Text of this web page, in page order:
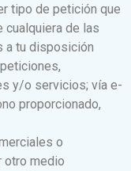
tipo de petición que
cualquiera de las
a tu disposición
y/o servicios; vía e-
proporcionado,
o
otro medio